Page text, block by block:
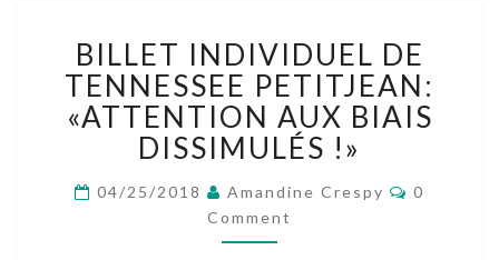
INDIVIDUEL
DE
TENNESSEE
PETITJEAN:
«ATTENTION
BIAIS
DISSIMULÉS
!»
BILLET INDIVIDUEL DE
TENNESSEE PETITJEAN:
«ATTENTION AUX BIAIS
DISSIMULÉS !»
04/25/2018 Amandine Crespy
0
Comment